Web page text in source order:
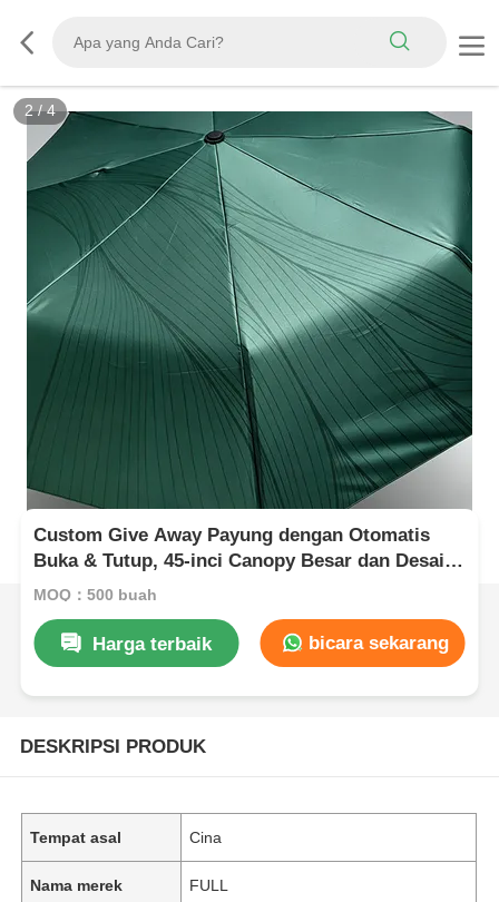
3/4
Custom Give Away Payung dengan Otomatis
Buka & Tutup, 45-inci Canopy Besar dan Desain
Portable Kompak untuk hadiah promosi
MOQ：500 buah
Harga terbaik bicara sekarang
DESKRIPSI PRODUK
Tempat asal Cina
Nama merek FULL